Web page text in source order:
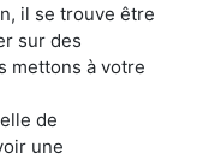
il se trouve être
sur des
mettons à votre
de
une